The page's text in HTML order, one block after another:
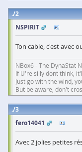
2
NSPIRIT
Ton cable, c'est avec
NBox6 - The DynaStat
If U're silly dont think,
Just go with the wind,
But be aware, don't
3
fero14041
Avec 2 jolies petites